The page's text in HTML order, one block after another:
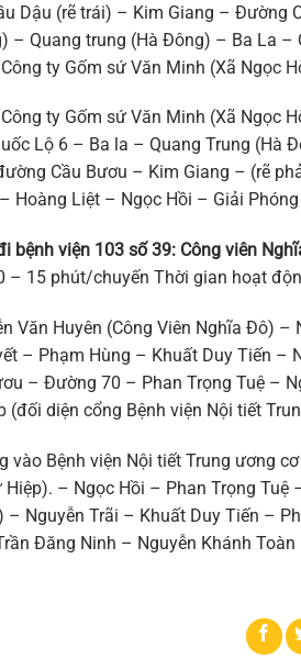
Dậu (rẽ trái) – Kim Giang –
– Quang trung (Hà Đông) – Ba La
ty Gốm sứ Văn Minh (Xã Ngọc
ty Gốm sứ Văn Minh (Xã Ngọc
Lộ 6 – Ba la – Quang Trung
Cầu Bươu – Kim Giang – (rẽ
Hoàng Liệt – Ngọc Hồi – Giải Phóng
bệnh viện 103 số 39: Công viên
– 15 phút/chuyến Thời gian hoạt
Văn Huyên (Công Viên Nghĩa Đô)
– Phạm Hùng – Khuất Duy Tiến –
– Đường 70 – Phan Trọng Tuệ –
(đối diện cổng Bệnh viện Nội tiết
vào Bệnh viện Nội tiết Trung ương
Hiệp). – Ngọc Hồi – Phan Trọng
– Nguyễn Trãi – Khuất Duy Tiến –
Đăng Ninh – Nguyễn Khánh